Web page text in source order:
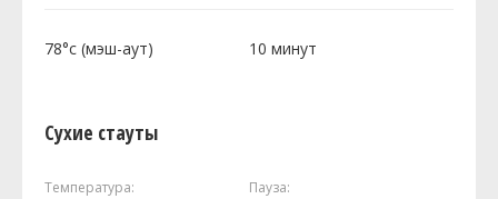
78°c (мэш-аут) 10 минут
Сухие стауты
Температура: Пауза: